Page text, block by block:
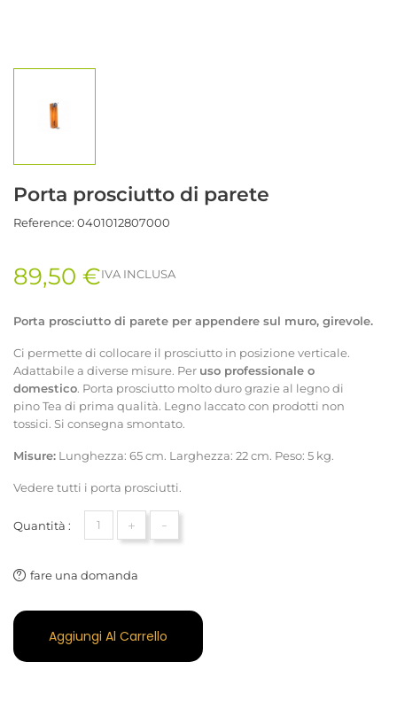
Porta prosciutto di parete
Reference: 0401012807000
89,50 €IVA INCLUSA
Porta prosciutto di parete per appendere sul muro, girevole.
Ci permette di collocare il prosciutto in posizione verticale.
Adattabile a diverse misure. Per uso professionale o
domestico. Porta prosciutto molto duro grazie al legno di
pino Tea di prima qualità. Legno laccato con prodotti non
tossici. Si consegna smontato.
Misure: Lunghezza: 65 cm. Larghezza: 22 cm. Peso: 5 kg.
Vedere tutti i porta prosciutti.
Quantità : + -
fare una domanda
Aggiungi Al Carrello